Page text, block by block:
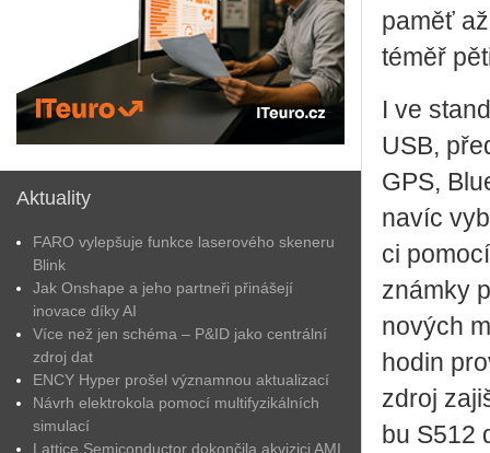
Aktuality
FARO vylepšuje funkce laserového skeneru
Blink
Jak Onshape a jeho partneři přinášejí
inovace díky AI
Více než jen schéma – P&ID jako centrální
zdroj dat
ENCY Hyper prošel významnou aktualizací
Návrh elektrokola pomocí multifyzikálních
simulací
Lattice Semiconductor dokončila akvizici AMI
paměť
téměř
I ve
USB,
GPS,
navíc
ci
znám­ky
no­vých
hodin
zdroj
bu S512